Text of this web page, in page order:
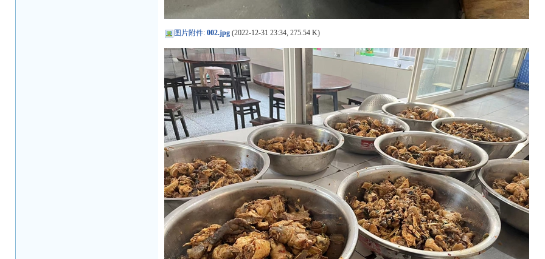
图片附件: 002.jpg(2022-12-31 23:34, 275.54 K)